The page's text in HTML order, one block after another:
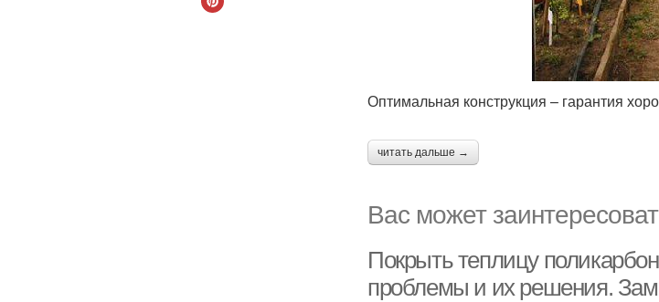
Оптимальная конструкция – гарантия
читать дальше →
Вас может
Покрыть теплицу
проблемы и их решения.